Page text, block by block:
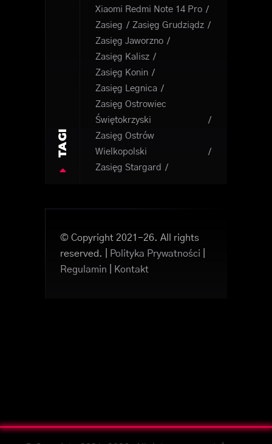
TAGI
Xiaomi Redmi Note 14 Pro
Zasieg
Zasięg Grudziądz
Zasięg Jaworzno
Zasięg Kalisz
Zasięg Konin
Zasięg Legnica
Zasięg Ostrowiec
Świętokrzyski
Zasięg Ostrów
Wielkopolski
Zasięg Stargard
© Copyright 2021-26. All rights
reserved. |
Polityka Prywatności
Regulamin
Kontakt